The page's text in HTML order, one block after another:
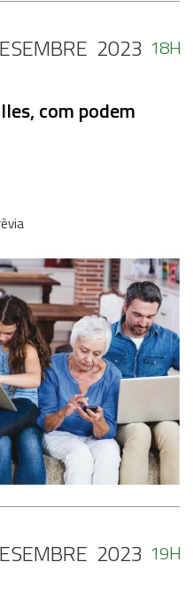
2023 18H
com podem
2023 19H